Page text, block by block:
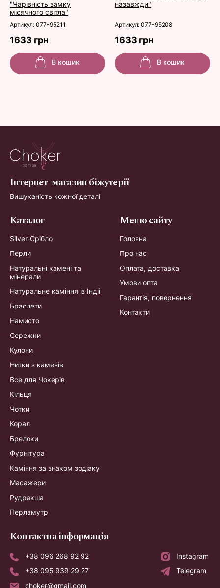
"Чарівність замку
місячного світла"
назавжди"
Артикул: 077-95211 Артикул: 077-95208
1633 грн 1633 грн
В кошик В кошик
Інтернет-магазин біжутерії
Вишуканість кожної деталі
Каталог
Silver-Срібло
Перли
Натуральні камені та
мінерали
Натуральне каміння із Індіі
Браслети
Намисто
Сережки
Кулони
Нитки з каменів
Все для Чокерів
Кільця
Чотки
Корал
Брелоки
Фурнітура
Каміння за знаком зодіаку
Масажери
Рудракша
Перламутр
Меню сайту
Головна
Про нас
Оплата, доставка
Умови опта
Гарантія, повернення
Контакти
Контактна інформація
+38 096 268 92 92
Instagram
+38 095 939 29 27
Telegram
choker@gmail.com